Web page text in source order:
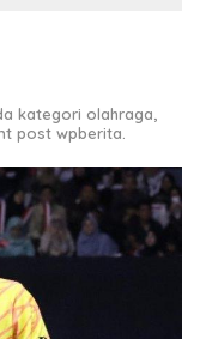
kategori olahraga,
post wpberita.